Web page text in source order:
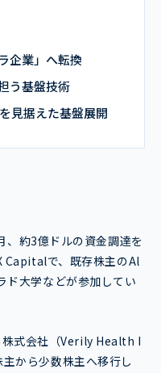
企業」へ転換
う基盤技術
見据えた基盤展開
約3億ドルの資金調達を
Capitalで、既存株主のAl
大学などが参加してい
株式会社（Verily Health I
から少数株主へ移行し